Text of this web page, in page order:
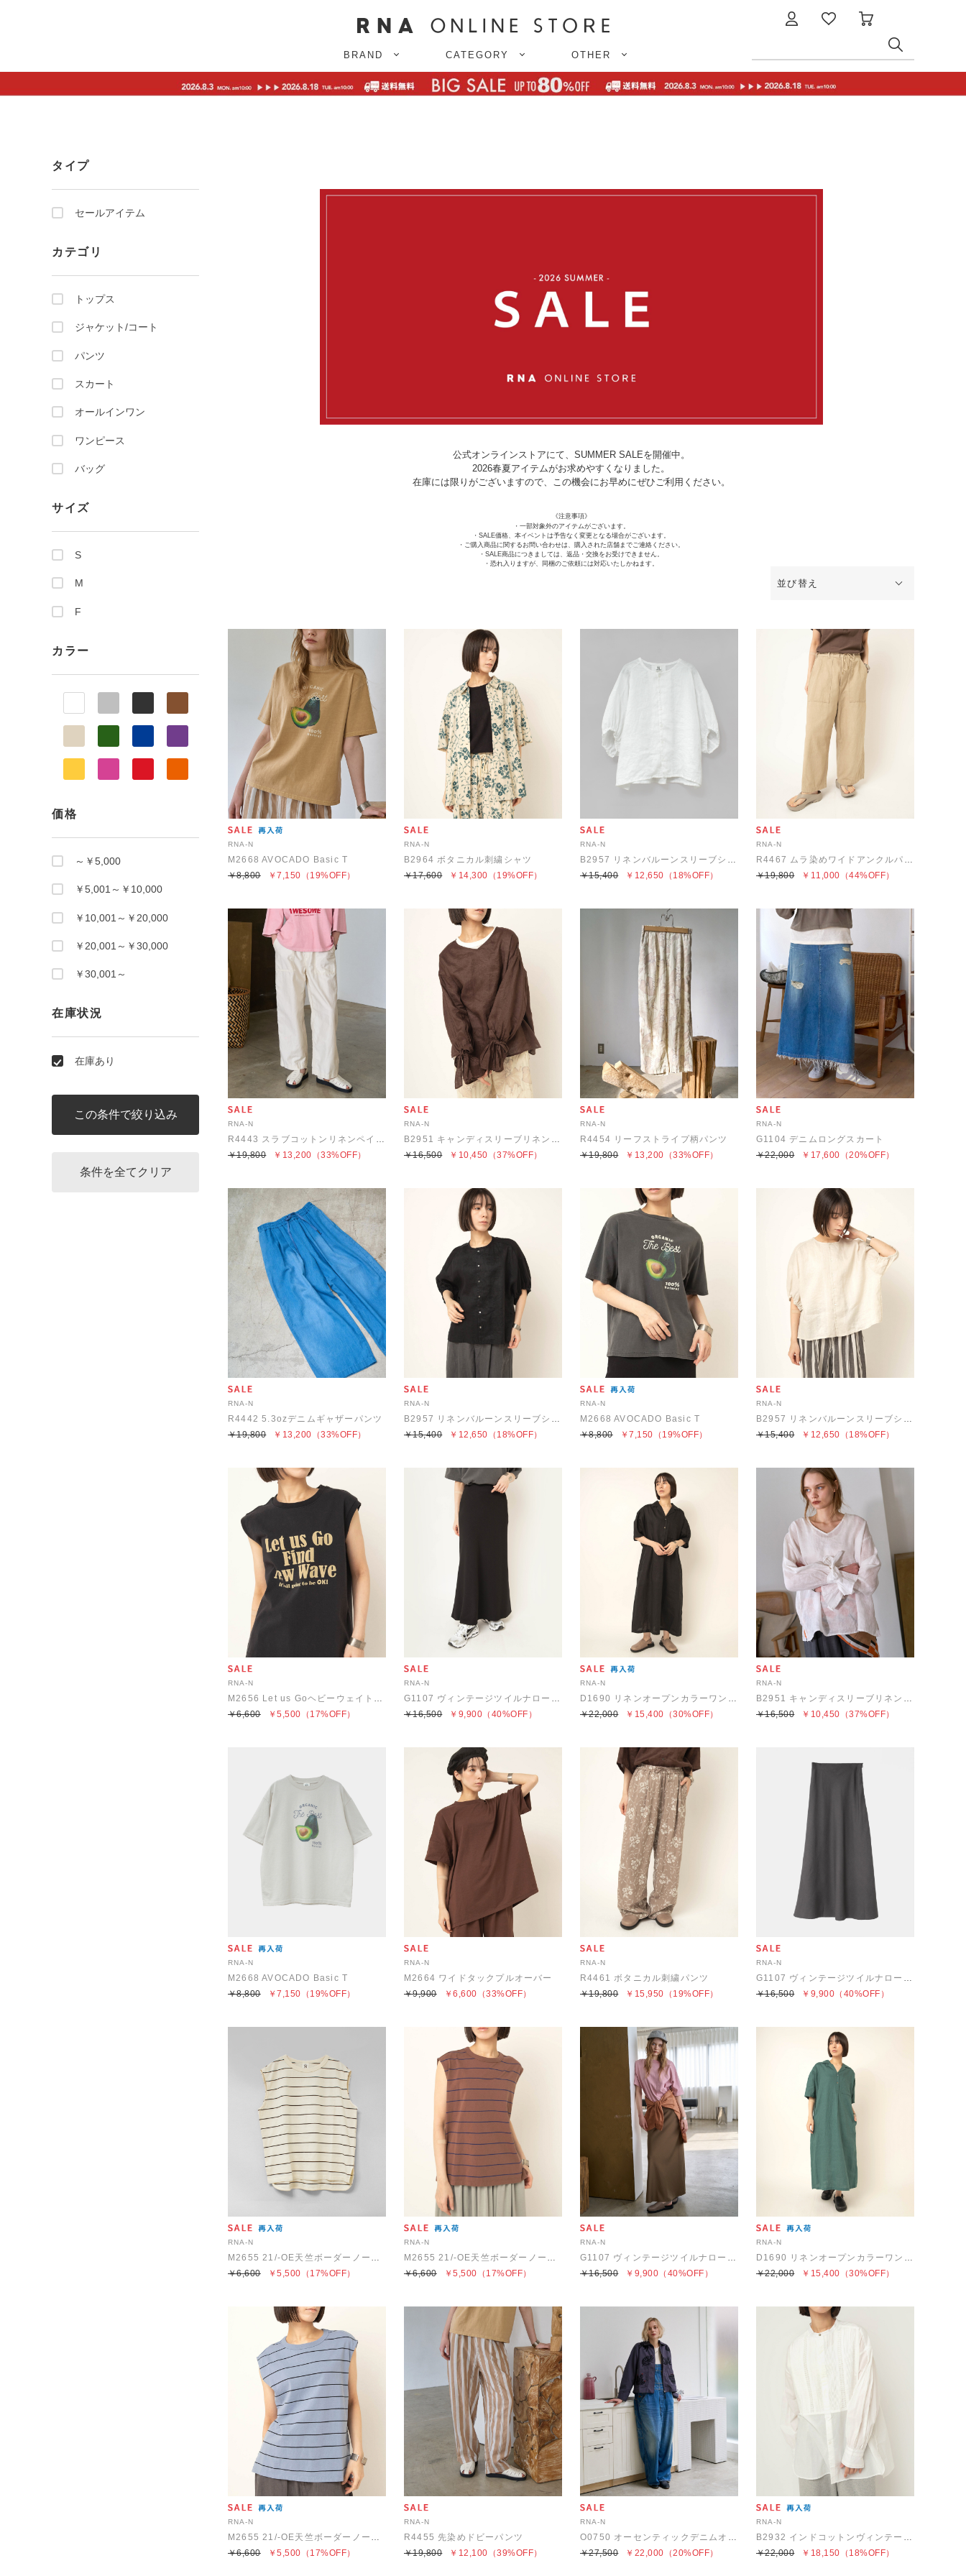
BRAND CATEGORY OTHER
タイプ
セールアイテム
カテゴリ
トップス
ジャケット/コート
パンツ
スカート
オールインワン
ワンピース
バッグ
サイズ
S
M
F
カラー
価格
～￥5,000
￥5,001～￥10,000
￥10,001～￥20,000
￥20,001～￥30,000
￥30,001～
在庫状況
在庫あり
公式オンラインストアにて、SUMMER SALEを開催中。
2026春夏アイテムがお求めやすくなりました。
在庫には限りがございますので、この機会にお早めにぜひご利用ください。
《注意事項》
・一部対象外のアイテムがございます。
・SALE価格、本イベントは予告なく変更となる場合がございます。
・ご購入商品に関するお問い合わせは、購入された店舗までご連絡ください。
・SALE商品につきましては、返品・交換をお受けできません。
・恐れ入りますが、同梱のご依頼には対応いたしかねます。
並び替え
RNA-N
M2668 AVOCADO Basic T
￥7,150
￥8,800 （19%OFF）
RNA-N
B2964 ボタニカル刺繍シャツ
￥14,300
￥17,600 （19%OFF）
RNA-N
￥12,650
￥15,400 （18%OFF）
RNA-N
￥11,000
￥19,800 （44%OFF）
RNA-N
￥13,200
￥19,800 （33%OFF）
RNA-N
￥10,450
￥16,500 （37%OFF）
RNA-N
R4454 リーフストライプ柄パンツ
￥13,200
￥19,800 （33%OFF）
RNA-N
G1104 デニムロングスカート
￥17,600
￥22,000 （20%OFF）
RNA-N
R4442 5.3ozデニムギャザーパンツ
￥13,200
￥19,800 （33%OFF）
RNA-N
￥12,650
￥15,400 （18%OFF）
RNA-N
M2668 AVOCADO Basic T
￥7,150
￥8,800 （19%OFF）
RNA-N
￥12,650
￥15,400 （18%OFF）
RNA-N
￥5,500
￥6,600 （17%OFF）
RNA-N
￥9,900
￥16,500 （40%OFF）
RNA-N
￥15,400
￥22,000 （30%OFF）
RNA-N
￥10,450
￥16,500 （37%OFF）
RNA-N
M2668 AVOCADO Basic T
￥7,150
￥8,800 （19%OFF）
RNA-N
M2664 ワイドタックプルオーバー
￥6,600
￥9,900 （33%OFF）
RNA-N
R4461 ボタニカル刺繍パンツ
￥15,950
￥19,800 （19%OFF）
RNA-N
￥9,900
￥16,500 （40%OFF）
RNA-N
￥5,500
￥6,600 （17%OFF）
RNA-N
￥5,500
￥6,600 （17%OFF）
RNA-N
￥9,900
￥16,500 （40%OFF）
RNA-N
￥15,400
￥22,000 （30%OFF）
RNA-N
￥5,500
￥6,600 （17%OFF）
RNA-N
R4455 先染めドビーパンツ
￥12,100
￥19,800 （39%OFF）
RNA-N
￥22,000
￥27,500 （20%OFF）
RNA-N
￥18,150
￥22,000 （18%OFF）